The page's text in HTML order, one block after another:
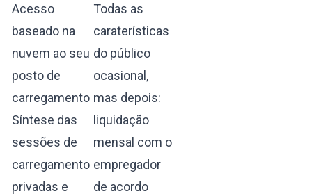
Acesso
baseado na
nuvem ao seu
posto de
carregamento
Síntese das
sessões de
carregamento
privadas e
Todas as
caraterísticas
do público
ocasional,
mas depois:
liquidação
mensal com o
empregador
de acordo